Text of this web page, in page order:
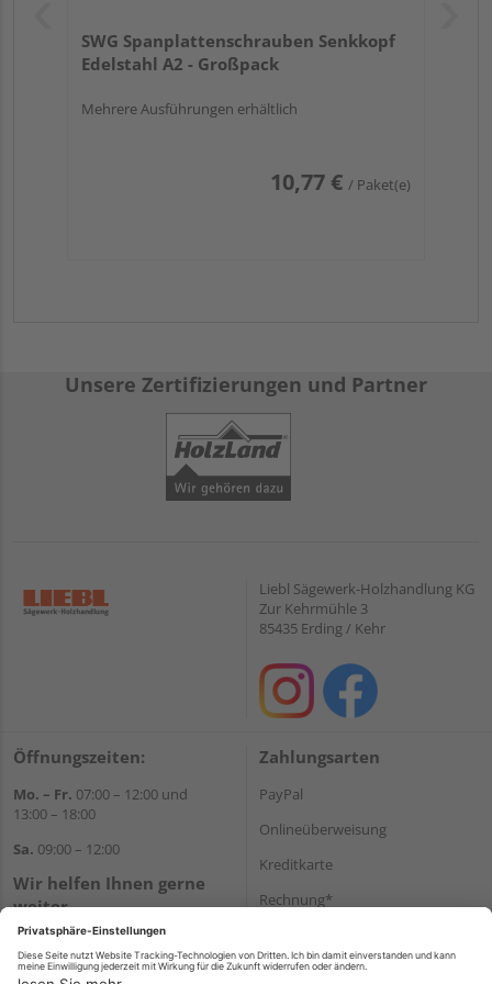
SWG Spanplattenschrauben Senkkopf
Edelstahl A2 - Großpack
Mehrere Ausführungen erhältlich
10,77 € / Paket(e)
Unsere Zertifizierungen und Partner
Liebl Sägewerk-Holzhandlung KG
Zur Kehrmühle 3
85435 Erding / Kehr
Öffnungszeiten:
Mo. – Fr. 07:00 – 12:00 und
13:00 – 18:00
Sa. 09:00 – 12:00
Wir helfen Ihnen gerne
weiter
Tel.:+49 8122 14197
E-Mail:vertrieb@holz-liebl.de
Zahlungsarten
PayPal
Onlineüberweisung
Kreditkarte
Rechnung*
Versand